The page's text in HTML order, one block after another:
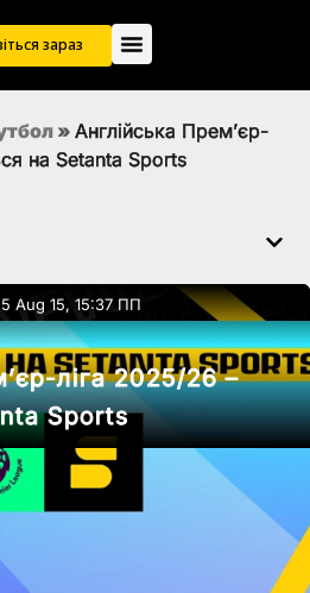
зараз
» Англійська Прем’єр-
на Setanta Sports
Aug 15, 15:37 ПП
ліга 2025/26 –
Sports